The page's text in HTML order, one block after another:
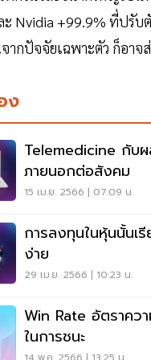
Nvidia +99.9% ที่ปรับตั
กปัจจัยเฉพาะตัว ก็อาจ
ง
Telemedicine กับผ
ภายนอกต่อสังคม
15 เม.ย. 2566 | 07:09 น.
การลงทุนในหุ้นนั้นเ
ง่าย
29 เม.ย. 2566 | 10:23 น.
Win Rate อัตราคว
ในการชนะ